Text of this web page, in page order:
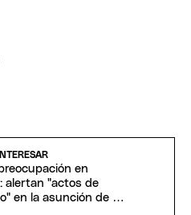
en
alertan "actos de
en la asunción de De